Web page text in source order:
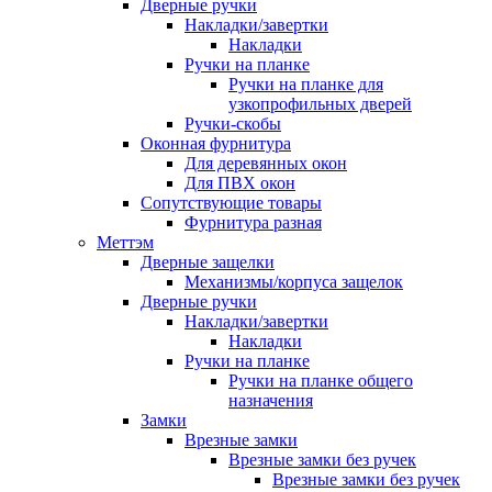
Дверные ручки
Накладки/завертки
Накладки
Ручки на планке
Ручки на планке для
узкопрофильных дверей
Ручки-скобы
Оконная фурнитура
Для деревянных окон
Для ПВХ окон
Сопутствующие товары
Фурнитура разная
Меттэм
Дверные защелки
Механизмы/корпуса защелок
Дверные ручки
Накладки/завертки
Накладки
Ручки на планке
Ручки на планке общего
назначения
Замки
Врезные замки
Врезные замки без ручек
Врезные замки без ручек